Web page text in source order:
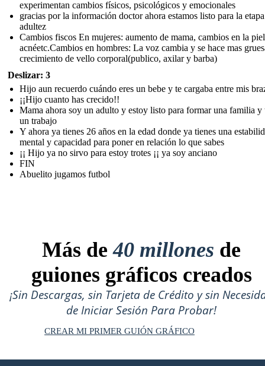
experimentan cambios físicos, psicológicos y emocionales
gracias por la información doctor ahora estamos listo para la
adultez
Cambios fiscos En mujeres: aumento de mama, cambios en la
acnéetc.Cambios en hombres: La voz cambia y se hace mas
crecimiento de vello corporal(publico, axilar y barba)
Deslizar: 3
Hijo aun recuerdo cuándo eres un bebe y te cargaba entre mis
¡¡Hijo cuanto has crecido!!
Mama ahora soy un adulto y estoy listo para formar una familia y
un trabajo
Y ahora ya tienes 26 años en la edad donde ya tienes una
mental y capacidad para poner en relación lo que sabes
¡¡ Hijo ya no sirvo para estoy trotes ¡¡ ya soy anciano
FIN
Abuelito jugamos futbol
Más de40 millones de
guiones gráficos creados
¡Sin Descargas, sin Tarjeta de Crédito y sin
de Iniciar Sesión Para Probar!
CREAR MI PRIMER GUIÓN GRÁFICO